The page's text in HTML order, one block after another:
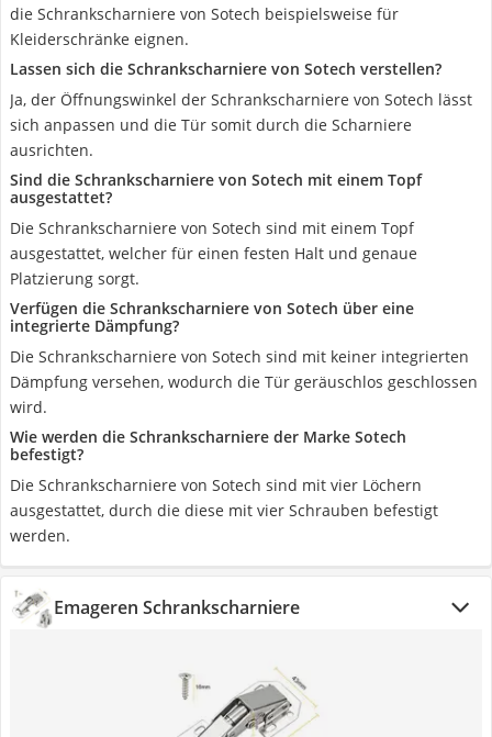
die Schrankscharniere von Sotech beispielsweise für
Kleiderschränke eignen.
Lassen sich die Schrankscharniere von Sotech verstellen?
Ja, der Öffnungswinkel der Schrankscharniere von Sotech lässt
sich anpassen und die Tür somit durch die Scharniere
ausrichten.
Sind die Schrankscharniere von Sotech mit einem Topf
ausgestattet?
Die Schrankscharniere von Sotech sind mit einem Topf
ausgestattet, welcher für einen festen Halt und genaue
Platzierung sorgt.
Verfügen die Schrankscharniere von Sotech über eine
integrierte Dämpfung?
Die Schrankscharniere von Sotech sind mit keiner integrierten
Dämpfung versehen, wodurch die Tür geräuschlos geschlossen
wird.
Wie werden die Schrankscharniere der Marke Sotech
befestigt?
Die Schrankscharniere von Sotech sind mit vier Löchern
ausgestattet, durch die diese mit vier Schrauben befestigt
werden.
Emageren Schrankscharniere